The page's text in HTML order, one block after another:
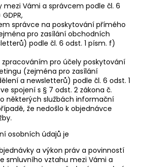
mezi Vámi a správcem podle čl. 6
správce na poskytování přímého
pro zasílání obchodních
podle čl. 6 odst. 1 písm. f)
zpracováním pro účely poskytování
(zejména pro zasílání
a newsletterů) podle čl. 6 odst. 1
spojení s § 7 odst. 2 zákona č.
některých službách informační
že nedošlo k objednávce
osobních údajů je
a výkon práv a povinností
smluvního vztahu mezi Vámi a